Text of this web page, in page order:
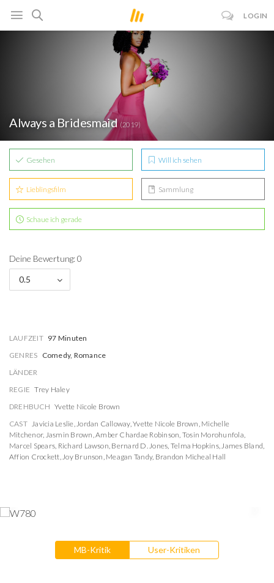
LOGIN
Always a Bridesmaid(2019)
Gesehen Will ich sehen
Lieblingsfilm Sammlung
Schaue ich gerade
Deine Bewertung: 0
0.5
LAUFZEIT 97 Minuten
GENRES Comedy, Romance
LÄNDER
REGIE Trey Haley
DREHBUCH Yvette Nicole Brown
CAST Javicia Leslie,Jordan Calloway,Yvette Nicole Brown, Michelle
Mitchenor, Jasmin Brown,Amber Chardae Robinson, Tosin Morohunfola,
Marcel Spears, Richard Lawson, Bernard D. Jones, Telma Hopkins,James Bland,
Affion Crockett,Joy Brunson, Meagan Tandy, Brandon Micheal Hall
MB-Kritik User-Kritiken